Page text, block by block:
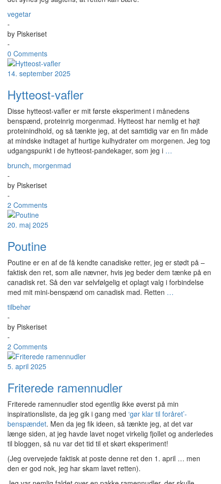
vegetar
-
by Piskeriset
-
0 Comments
14. september 2025
Hytteost-vafler
Disse hytteost-vafler er mit første eksperiment i månedens
benspænd, proteinrig morgenmad. Hytteost har nemlig et højt
proteinindhold, og så tænkte jeg, at det samtidig var en fin måde
at mindske indtaget af hurtige kulhydrater om morgenen. Jeg tog
udgangspunkt i de hytteost-pandekager, som jeg i …
brunch, morgenmad
-
by Piskeriset
-
2 Comments
20. maj 2025
Poutine
Poutine er en af de få kendte canadiske retter, jeg er stødt på –
faktisk den ret, som alle nævner, hvis jeg beder dem tænke på en
canadisk ret. Så den var selvfølgelig et oplagt valg i forbindelse
med mit mini-benspænd om canadisk mad. Retten …
tilbehør
-
by Piskeriset
-
2 Comments
5. april 2025
Friterede ramennudler
Friterede ramennudler stod egentlig ikke øverst på min
inspirationsliste, da jeg gik i gang med ‘gør klar til foråret’-
benspændet. Men da jeg fik ideen, så tænkte jeg, at det var
længe siden, at jeg havde lavet noget virkelig fjollet og anderledes
til bloggen, så nu var det tid til et skørt eksperiment!
(Jeg overvejede faktisk at poste denne ret den 1. april … men
den er god nok, jeg har skam lavet retten).